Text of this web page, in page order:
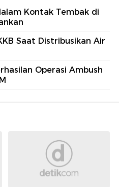
Kontak Tembak di
Saat Distribusikan Air
Operasi Ambush